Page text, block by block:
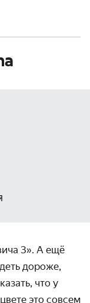
3». А ещё
дороже,
что у
это совсем